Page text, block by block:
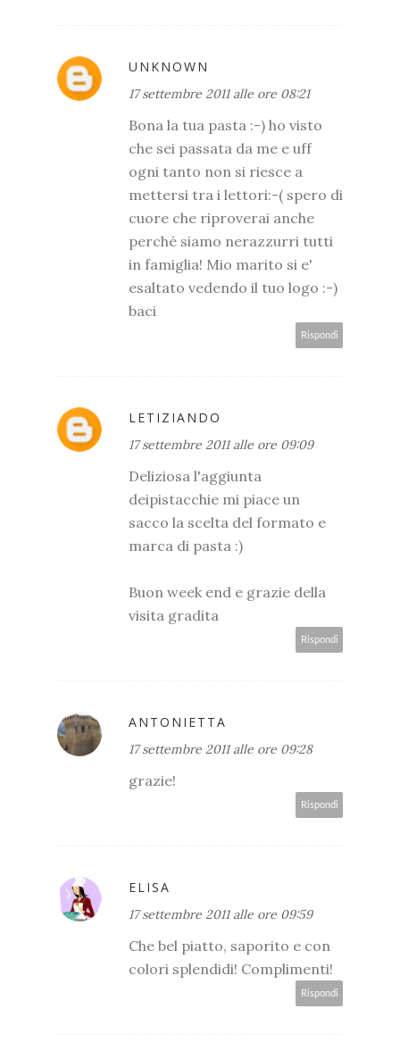
UNKNOWN
17 settembre 2011 alle ore 08:21
Bona la tua pasta :-) ho visto
che sei passata da me e uff
ogni tanto non si riesce a
mettersi tra i lettori:-( spero di
cuore che riproverai anche
perché siamo nerazzurri tutti
in famiglia! Mio marito si e'
esaltato vedendo il tuo logo :-)
baci
Rispondi
LETIZIANDO
17 settembre 2011 alle ore 09:09
Deliziosa l'aggiunta
deipistacchie mi piace un
sacco la scelta del formato e
marca di pasta :)
Buon week end e grazie della
visita gradita
Rispondi
ANTONIETTA
17 settembre 2011 alle ore 09:28
grazie!
Rispondi
ELISA
17 settembre 2011 alle ore 09:59
Che bel piatto, saporito e con
colori splendidi! Complimenti!
Rispondi